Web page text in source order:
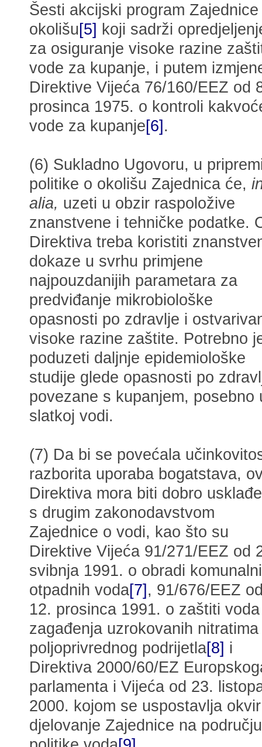
Šesti akcijski program Zajednice
okolišu[5] koji sadrži
za osiguranje visoke razine
vode za kupanje, i putem
Direktive Vijeća 76/160/EEZ od
prosinca 1975. o kontroli
vode za kupanje[6] .
(6) Sukladno Ugovoru, u
politike o okolišu Zajednica će,
alia, uzeti u obzir raspoložive
znanstvene i tehničke podatke.
Direktiva treba koristiti
dokaze u svrhu primjene
najpouzdanijih parametara za
predviđanje mikrobiološke
opasnosti po zdravlje i
visoke razine zaštite. Potrebno
poduzeti daljnje epidemiološke
studije glede opasnosti po
povezane s kupanjem, posebno
slatkoj vodi.
(7) Da bi se povećala
razborita uporaba bogatstava,
Direktiva mora biti dobro
s drugim zakonodavstvom
Zajednice o vodi, kao što su
Direktive Vijeća 91/271/EEZ od
svibnja 1991. o obradi
otpadnih voda[7] , 91/676/EEZ
12. prosinca 1991. o zaštiti
zagađenja uzrokovanih nitratima
poljoprivrednog podrijetla[8] i
Direktiva 2000/60/EZ
parlamenta i Vijeća od 23.
2000. kojom se uspostavlja
djelovanje Zajednice na području